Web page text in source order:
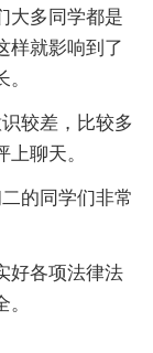
大多同学都是
样就影响到了
较差，比较多
聊天。
的同学们非常
好各项法律法